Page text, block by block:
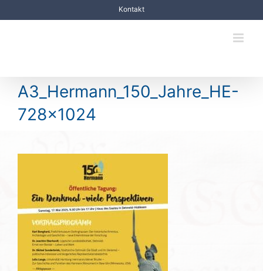
Inhalt
Kontakt
A3_Hermann_150_Jahre_HE-
728×1024